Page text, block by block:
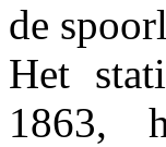
de
Het
1863,